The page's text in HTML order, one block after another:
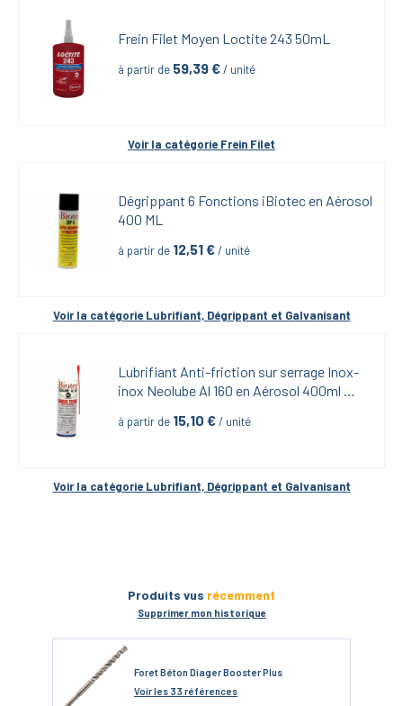
Frein Filet Moyen Loctite 243 50mL
à partir de 59,39 € / unité
Voir la catégorie Frein Filet
Dégrippant 6 Fonctions iBiotec en Aérosol
400 ML
à partir de 12,51 € / unité
Voir la catégorie Lubrifiant, Dégrippant et Galvanisant
Lubrifiant Anti-friction sur serrage Inox-
inox Neolube Al 160 en Aérosol 400ml
à partir de 15,10 € / unité
Voir la catégorie Lubrifiant, Dégrippant et Galvanisant
Produits vus récemment
Supprimer mon historique
Foret Béton Diager Booster Plus
Voirles 33 références